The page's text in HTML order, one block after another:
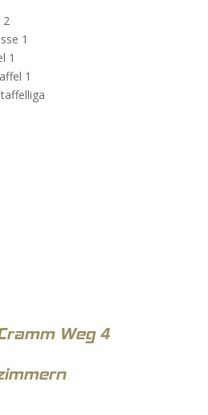
2
1
1
1
Weg 4